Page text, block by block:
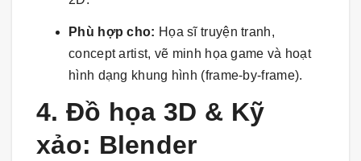
Phù hợp cho: Họa sĩ truyện tranh,
concept artist, vẽ minh họa game và hoạt
hình dạng khung hình (frame-by-frame).
4. Đồ họa 3D & Kỹ
xảo: Blender